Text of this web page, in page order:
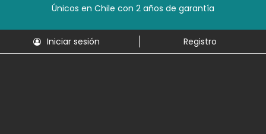
Únicos en Chile con 2 años de garantía
Iniciar sesión Registro